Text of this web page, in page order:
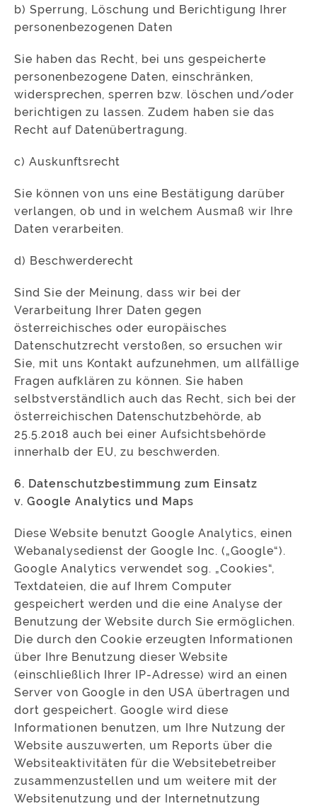
b) Sperrung, Löschung und Berichtigung Ihrer
personenbezogenen Daten
Sie haben das Recht, bei uns gespeicherte
personenbezogene Daten, einschränken,
widersprechen, sperren bzw. löschen und/oder
berichtigen zu lassen. Zudem haben sie das
Recht auf Datenübertragung.
c) Auskunftsrecht
Sie können von uns eine Bestätigung darüber
verlangen, ob und in welchem Ausmaß wir Ihre
Daten verarbeiten.
d) Beschwerderecht
Sind Sie der Meinung, dass wir bei der
Verarbeitung Ihrer Daten gegen
österreichisches oder europäisches
Datenschutzrecht verstoßen, so ersuchen wir
Sie, mit uns Kontakt aufzunehmen, um allfällige
Fragen aufklären zu können. Sie haben
selbstverständlich auch das Recht, sich bei der
österreichischen Datenschutzbehörde, ab
25.5.2018 auch bei einer Aufsichtsbehörde
innerhalb der EU, zu beschwerden.
6. Datenschutzbestimmung zum Einsatz
v. Google Analytics und Maps
Diese Website benutzt Google Analytics, einen
Webanalysedienst der Google Inc. („Google“).
Google Analytics verwendet sog. „Cookies“,
Textdateien, die auf Ihrem Computer
gespeichert werden und die eine Analyse der
Benutzung der Website durch Sie ermöglichen.
Die durch den Cookie erzeugten Informationen
über Ihre Benutzung dieser Website
(einschließlich Ihrer IP-Adresse) wird an einen
Server von Google in den USA übertragen und
dort gespeichert. Google wird diese
Informationen benutzen, um Ihre Nutzung der
Website auszuwerten, um Reports über die
Websiteaktivitäten für die Websitebetreiber
zusammenzustellen und um weitere mit der
Websitenutzung und der Internetnutzung